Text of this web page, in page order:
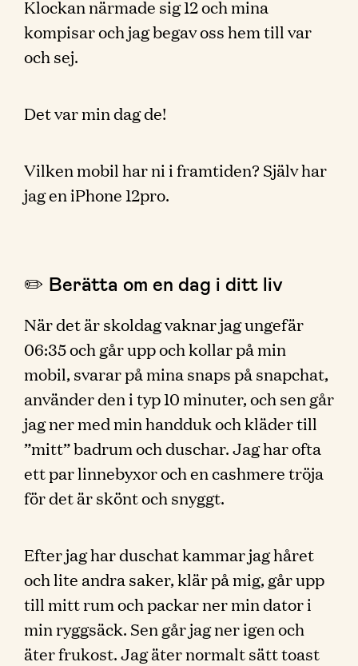
Klockan närmade sig 12 och mina
kompisar och jag begav oss hem till var
och sej.
Det var min dag de!
Vilken mobil har ni i framtiden? Själv har
jag en iPhone 12pro.
✏️ Berätta om en dag i ditt liv
När det är skoldag vaknar jag ungefär
06:35 och går upp och kollar på min
mobil, svarar på mina snaps på snapchat,
använder den i typ 10 minuter, och sen går
jag ner med min handduk och kläder till
”mitt” badrum och duschar. Jag har ofta
ett par linnebyxor och en cashmere tröja
för det är skönt och snyggt.
Efter jag har duschat kammar jag håret
och lite andra saker, klär på mig, går upp
till mitt rum och packar ner min dator i
min ryggsäck. Sen går jag ner igen och
äter frukost. Jag äter normalt sätt toast